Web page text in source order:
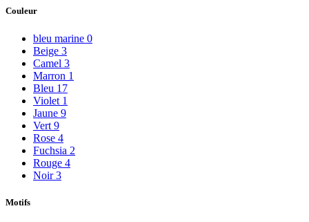
Couleur
bleu marine 0
Beige 3
Camel 3
Marron 1
Bleu 17
Violet 1
Jaune 9
Vert 9
Rose 4
Fuchsia 2
Rouge 4
Noir 3
Motifs